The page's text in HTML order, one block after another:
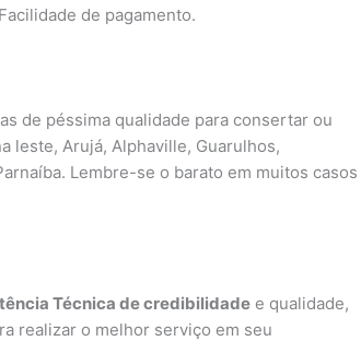
de pagamento.
de péssima qualidade para consertar ou
leste, Arujá, Alphaville, Guarulhos,
Lembre-se o barato em muitos casos
Técnica de credibilidade e qualidade,
realizar o melhor serviço em seu